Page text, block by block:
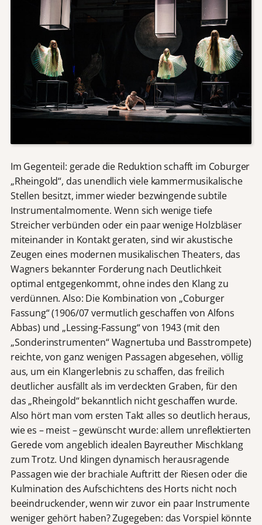
Im Gegenteil: gerade die Reduktion schafft im Coburger
„Rheingold“, das unendlich viele kammermusikalische
Stellen besitzt, immer wieder bezwingende subtile
Instrumentalmomente. Wenn sich wenige tiefe
Streicher verbünden oder ein paar wenige Holzbläser
miteinander in Kontakt geraten, sind wir akustische
Zeugen eines modernen musikalischen Theaters, das
Wagners bekannter Forderung nach Deutlichkeit
optimal entgegenkommt, ohne indes den Klang zu
verdünnen. Also: Die Kombination von „Coburger
Fassung“ (1906/07 vermutlich geschaffen von Alfons
Abbas) und „Lessing-Fassung“ von 1943 (mit den
„Sonderinstrumenten“ Wagnertuba und Basstrompete)
reichte, von ganz wenigen Passagen abgesehen, völlig
aus, um ein Klangerlebnis zu schaffen, das freilich
deutlicher ausfällt als im verdeckten Graben, für den
das „Rheingold“ bekanntlich nicht geschaffen wurde.
Also hört man vom ersten Takt alles so deutlich heraus,
wie es – meist – gewünscht wurde: allem unreflektierten
Gerede vom angeblich idealen Bayreuther Mischklang
zum Trotz. Und klingen dynamisch herausragende
Passagen wie der brachiale Auftritt der Riesen oder die
Kulmination des Aufschichtens des Horts nicht noch
beeindruckender, wenn wir zuvor ein paar Instrumente
weniger gehört haben? Zugegeben: das Vorspiel könnte